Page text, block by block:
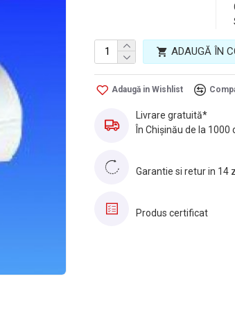
ADAUGĂ ÎN
Adaugă in Wishlist
Livrare gratuită*
În Chișinău de la 1000
Garantie si retur in 14
Produs certificat